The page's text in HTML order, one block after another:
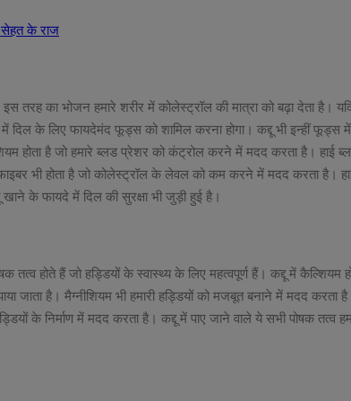
सेहत के राज
का भोजन हमारे शरीर में कोलेस्ट्रॉल की मात्रा को बढ़ा देता है।
के लिए फायदेमंद फूड्स को शामिल करना होगा। कद्दू भी इन्हीं फूड्स
होता है जो हमारे ब्लड प्रेशर को कंट्रोल करने में मदद करता है। हाई
भी होता है जो कोलेस्ट्रॉल के लेवल को कम करने में मदद करता है।
के फायदे में दिल की सुरक्षा भी जुड़ी हुई है।
होते हैं जो हड्डियों के स्वास्थ्य के लिए महत्वपूर्ण हैं। कद्दू में कैल्शियम
जाता है। मैग्नीशियम भी हमारी हड्डियों को मजबूत बनाने में मदद करता
के निर्माण में मदद करता है। कद्दू में पाए जाने वाले ये सभी पोषक तत्व